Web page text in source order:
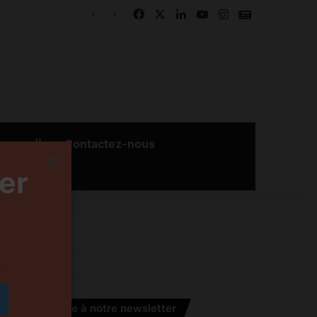
FacebookLinkedinYouTubeInstagram
بالعربية Contactez-nous
S’inscrire à notre newsletter